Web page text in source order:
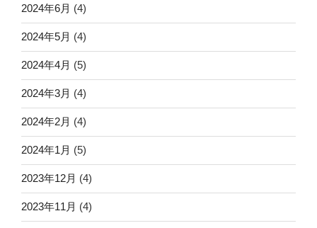
2024年6月 (4)
2024年5月 (4)
2024年4月 (5)
2024年3月 (4)
2024年2月 (4)
2024年1月 (5)
2023年12月 (4)
2023年11月 (4)